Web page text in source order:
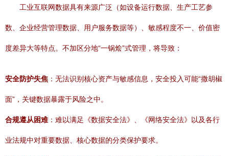
工业互联网数据具有来源广泛（如设备运行数据、生产工艺参
数、企业经营管理数据、用户服务数据等）、敏感程度不一、价值密
度差异大等特点。不加区分地“一锅烩”式管理，将导致：
安全防护失焦 ：无法识别核心资产与敏感信息，安全投入可能“撒胡椒
面”，关键数据暴露于风险之中。
合规遵从困难：难以满足《数据安全法》、《网络安全法》以及各行
业法规中对重要数据、核心数据的分类保护要求。